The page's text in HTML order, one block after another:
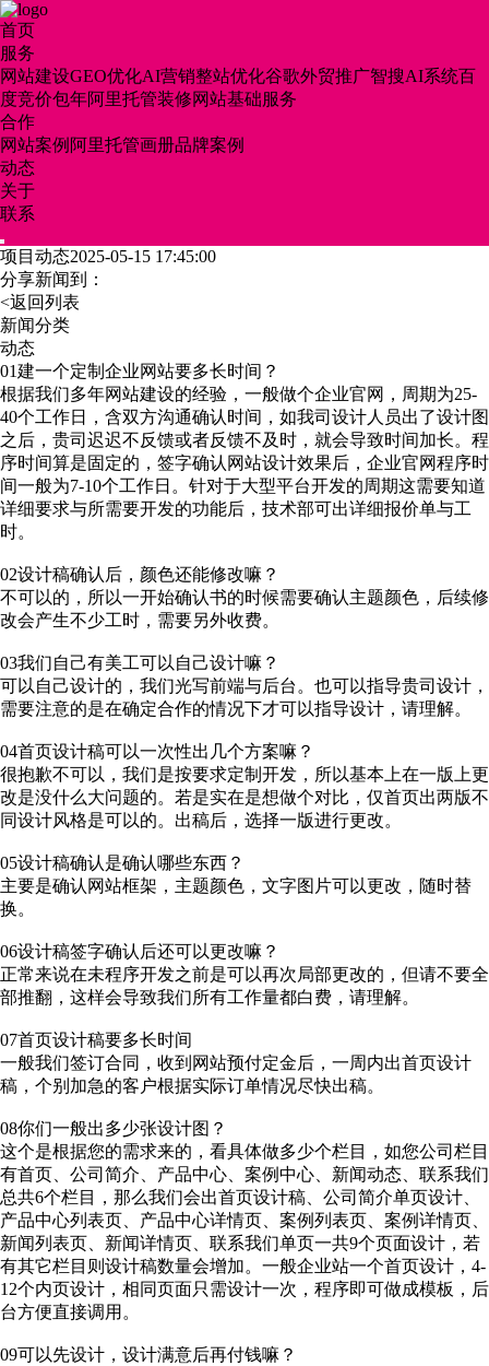
首页
服务
网站建设GEO优化AI营销整站优化谷歌外贸推广智搜AI系统百
度竞价包年阿里托管装修网站基础服务
合作
网站案例 阿里托管画册品牌案例
动态
关于
联系
项目动态2025-05-15 17:45:00
分享新闻到：
<返回列表
新闻分类
动态
01建一个定制企业网站要多长时间？
根据我们多年网站建设的经验，一般做个企业官网，周期为25-
40个工作日，含双方沟通确认时间，如我司设计人员出了设计图
之后，贵司迟迟不反馈或者反馈不及时，就会导致时间加长。程
序时间算是固定的，签字确认网站设计效果后，企业官网程序时
间一般为7-10个工作日。针对于大型平台开发的周期这需要知道
详细要求与所需要开发的功能后，技术部可出详细报价单与工
时。
02设计稿确认后，颜色还能修改嘛？
不可以的，所以一开始确认书的时候需要确认主题颜色，后续修
改会产生不少工时，需要另外收费。
03我们自己有美工可以自己设计嘛？
可以自己设计的，我们光写前端与后台。也可以指导贵司设计，
需要注意的是在确定合作的情况下才可以指导设计，请理解。
04首页设计稿可以一次性出几个方案嘛？
很抱歉不可以，我们是按要求定制开发，所以基本上在一版上更
改是没什么大问题的。若是实在是想做个对比，仅首页出两版不
同设计风格是可以的。出稿后，选择一版进行更改。
05设计稿确认是确认哪些东西？
主要是确认网站框架，主题颜色，文字图片可以更改，随时替
换。
06设计稿签字确认后还可以更改嘛？
正常来说在未程序开发之前是可以再次局部更改的，但请不要全
部推翻，这样会导致我们所有工作量都白费，请理解。
07首页设计稿要多长时间
一般我们签订合同，收到网站预付定金后，一周内出首页设计
稿，个别加急的客户根据实际订单情况尽快出稿。
08你们一般出多少张设计图？
这个是根据您的需求来的，看具体做多少个栏目，如您公司栏目
有首页、公司简介、产品中心、案例中心、新闻动态、联系我们
总共6个栏目，那么我们会出首页设计稿、公司简介单页设计、
产品中心列表页、产品中心详情页、案例列表页、案例详情页、
新闻列表页、新闻详情页、联系我们单页一共9个页面设计，若
有其它栏目则设计稿数量会增加。一般企业站一个首页设计，4-
12个内页设计，相同页面只需设计一次，程序即可做成模板，后
台方便直接调用。
09可以先设计，设计满意后再付钱嘛？